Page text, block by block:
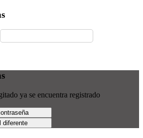
ya se encuentra registrado
contraseña
diferente